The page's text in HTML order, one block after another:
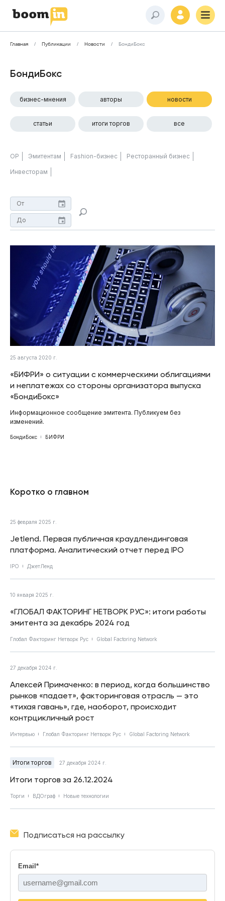
Главная Публикации Новости БондиБокс
БондиБокс
бизнес-мнения авторы новости
статьи итоги торгов все
ОР Эмитентам Fashion-бизнес Ресторанный бизнес
Инвесторам
25 августа 2020 г.
«БИФРИ» о ситуации с коммерческими облигациями
и неплатежах со стороны организатора выпуска
«БондиБокс»
Информационное сообщение эмитента. Публикуем без
изменений.
БондиБокс БИФРИ
Коротко о главном
25 февраля 2025 г.
Jetlend. Первая публичная краудлендинговая
платформа. Аналитический отчет перед IPO
IPO ДжетЛенд
10 января 2025 г.
«ГЛОБАЛ ФАКТОРИНГ НЕТВОРК РУС»: итоги работы
эмитента за декабрь 2024 год
Глобал Факторинг Нетворк Рус Global Factoring Network
27 декабря 2024 г.
Алексей Примаченко: в период, когда большинство
рынков «падает», факторинговая отрасль — это
«тихая гавань», где, наоборот, происходит
контрцикличный рост
Интервью Глобал Факторинг Нетворк Рус Global Factoring Network
Итоги торгов 27 декабря 2024 г.
Итоги торгов за 26.12.2024
Торги ВДОграф Новые технологии
Подписаться на рассылку
Email *